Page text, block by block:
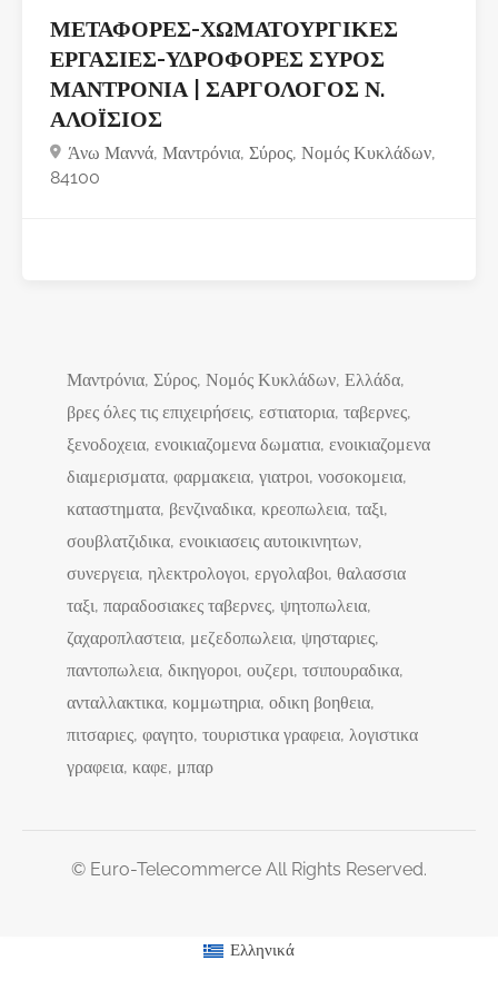
ΜΕΤΑΦΟΡΕΣ-ΧΩΜΑΤΟΥΡΓΙΚΕΣ
ΕΡΓΑΣΙΕΣ-ΥΔΡΟΦΟΡΕΣ ΣΥΡΟΣ
ΜΑΝΤΡΟΝΙΑ | ΣΑΡΓΟΛΟΓΟΣ Ν.
ΑΛΟΪΣΙΟΣ
Άνω Μαννά, Μαντρόνια, Σύρος, Νομός Κυκλάδων,
84100
Μαντρόνια, Σύρος, Νομός Κυκλάδων, Ελλάδα,
βρες όλες τις επιχειρήσεις, εστιατορια, ταβερνες,
ξενοδοχεια, ενοικιαζομενα δωματια, ενοικιαζομενα
διαμερισματα, φαρμακεια, γιατροι, νοσοκομεια,
καταστηματα, βενζιναδικα, κρεοπωλεια, ταξι,
σουβλατζιδικα, ενοικιασεις αυτοικινητων,
συνεργεια, ηλεκτρολογοι, εργολαβοι, θαλασσια
ταξι, παραδοσιακες ταβερνες, ψητοπωλεια,
ζαχαροπλαστεια, μεζεδοπωλεια, ψησταριες,
παντοπωλεια, δικηγοροι, ουζερι, τσιπουραδικα,
ανταλλακτικα, κομμωτηρια, οδικη βοηθεια,
πιτσαριες, φαγητο, τουριστικα γραφεια, λογιστικα
γραφεια, καφε, μπαρ
© Euro-Telecommerce All Rights Reserved.
Ελληνικά